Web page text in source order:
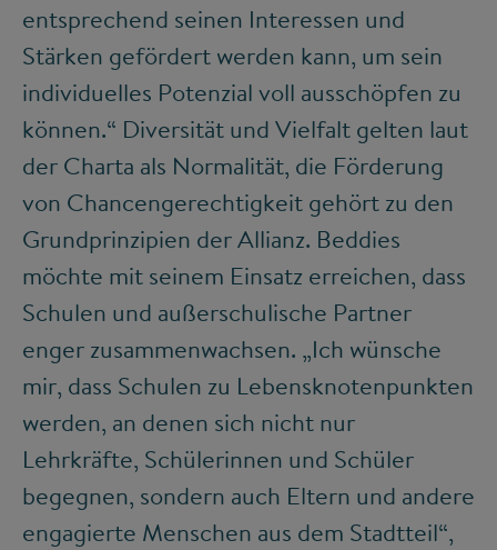
entsprechend seinen Interessen und
Stärken gefördert werden kann, um sein
individuelles Potenzial voll ausschöpfen zu
können.“ Diversität und Vielfalt gelten laut
der Charta als Normalität, die Förderung
von Chancengerechtigkeit gehört zu den
Grundprinzipien der Allianz. Beddies
möchte mit seinem Einsatz erreichen, dass
Schulen und außerschulische Partner
enger zusammenwachsen. „Ich wünsche
mir, dass Schulen zu Lebensknotenpunkten
werden, an denen sich nicht nur
Lehrkräfte, Schülerinnen und Schüler
begegnen, sondern auch Eltern und andere
engagierte Menschen aus dem Stadtteil“,